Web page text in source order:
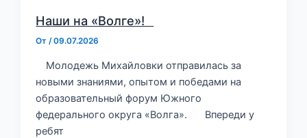
Наши на «Волге»!⁣⁣⠀
От/09.07.2026
️ ⁣⠀Молодежь Михайловки отправилась за
новыми знаниями, опытом и победами на
образовательный форум Южного
федерального округа «Волга». ⁣⁣⠀⁣⁣⠀Впереди у
ребят